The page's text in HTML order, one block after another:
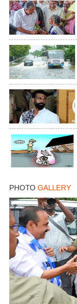
PHOTO GALLERY